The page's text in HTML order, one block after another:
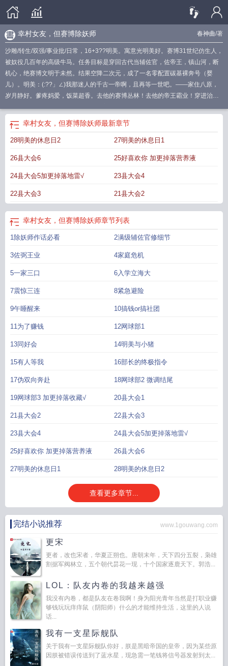
春神曲/著
幸村女友，但赛博除妖师
沙雕/转生/双强/事业批/日常，16+3??明美。寓意光明美好。赛博31世纪仿生人，
被奴役几百年的高级牛马。任务目标是穿回古代当辅佐官，佐帝王，镇山河，断
机心，绝赛博文明于未然。结果空降二次元，成了一名零配置碳基裸奔号（婴
儿）。明美：(:??」∠)我那迷人的千古一帝啊，且再等一世吧。——家住八原，
岁月静好。爹疼妈爱，饭菜超香。去他的赛博丛林！去他的帝王霸业！穿进治愈
在赛神仙。直到转学立海大，邻座那个深蓝头发的少年往网球场边一站——灵力
翻涌，金色结界笼罩方圆十米。明美瞳孔地震：这他喵的是什么？？？回家翻遍
前世记忆，终于拼出真相。画风不对！这不是温馨治愈的夏目日常！这是超能力
在巅峰之战折戟，三联霸梦碎，憾负离场。入局？不可能的。她只想安安静静当
个npc，绝不干涉剧情。——但！辅佐官的死穴，便是看不得王者蒙尘、傲骨折
“网球就是我自己。”他说：“立海大三连霸，没有死角。”那颗小小的黄绿色球上，
物！除妖师的护持本能与辅佐欲狠狠共振。区区病魔邪祟，也敢碰吾的主公？！
于是乎，前排vip观众亲自下场，顺手把网球场当成了除妖阵。左手法阵超度邪
祟，右手摇旗呐喊助威。——幸村一直很困惑，那个对自己无感的邻座，为何会
突然理直气壮地强行越界，还总是一副“主公放心飞，出事我来扛”的护短架势。直
事。面对对手直击灵魂的诘问：“打网球……快乐吗？”重返赛场的神之子不为所
动，清冷傲岸：“当然。让所有对手臣服于这球场的顶点，没有比这更快乐的事。”
显神威！这顶级的事业批，辅佐官狂喜！本僚就是最利的刀！呲溜呲溜??】幸
职业素养。”幸村轻笑一声，修长的手指点了点她的眉心，低垂的眸底漾起危险涟
漪：“既然我的辅佐官，这么想当我的刀……”“今晚，就让你亲自体会一下，什么
到期，卒。——＃满级辅佐官的跨频护犊日常＃本想躺平当乐子人，奈何主公太
迷人.魔.蝎.小.说WWW.MOXIEXS.TOP
幸村女友，但赛博除妖师最新章节
28明美的休息日2 27明美的休息日1
26县大会6 25好喜欢你 加更掉落营养液
24县大会5加更掉落地雷√ 23县大会4
22县大会3 21县大会2
幸村女友，但赛博除妖师章节列表
1除妖师作话必看 2满级辅佐官修细节
3佐弼王业 4家庭危机
5一家三口 6入学立海大
7震惊三连 8紧急避险
9午睡醒来 10搞钱or搞社团
11为了赚钱 12网球部1
13同好会 14明美与小猪
15有人等我 16部长的终极指令
17伪双向奔赴 18网球部2 微调结尾
19网球部3 加更掉落收藏√ 20县大会1
21县大会2 22县大会3
23县大会4 24县大会5加更掉落地雷√
25好喜欢你 加更掉落营养液 26县大会6
27明美的休息日1 28明美的休息日2
查看更多章节...
完结小说推荐 www.1gouwang.com
更宋
更者，改也宋者，华夏正朔也。唐朝末年，天下四分五裂，枭雄
割据军阀林立，五个朝代昙花一现，十个国家逐鹿天下。郭浩...
LOL：队友内卷的我越来越强
我没有内卷，都是队友在卷我啊！身为阳光青年当然是打职业赚
够钱玩玩痒痒鼠（阴阳师）什么的才能维持生活，这里的人说
话...
我有一支星际舰队
关于我有一支星际舰队你好，朕是黑暗帝国的皇帝，因为某些原
因朕被错误传送到了蓝水星，现急需一笔钱将信号器发射到太...